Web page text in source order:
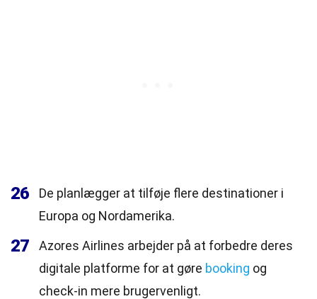
26
De planlægger at tilføje flere destinationer i
Europa og Nordamerika.
27
Azores Airlines arbejder på at forbedre deres
digitale platforme for at gøre booking og
check-in mere brugervenligt.